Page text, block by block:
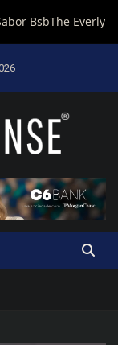
Brasília